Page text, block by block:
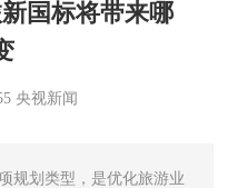
国标将带来哪
央视新闻
规划类型，是优化旅游业